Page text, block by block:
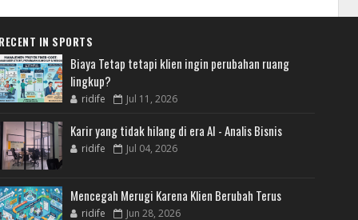
IN SPORTS
Biaya Tetap tetapi klien ingin perubahan ruang
lingkup?
ridife Jul 11, 2026
Karir yang tidak hilang di era AI - Analis Bisnis
ridife Jul 04, 2026
Mencegah Merugi Karena Klien Berubah Terus
ridife Jun 28, 2026